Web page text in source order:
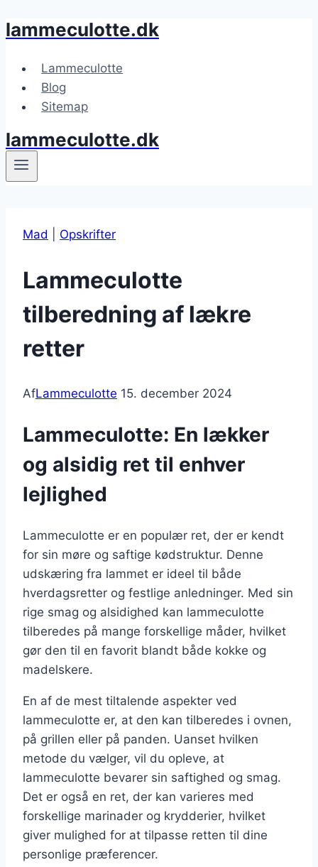
Fortsæt
indhold
lammeculotte.dk
Lammeculotte
Blog
Sitemap
lammeculotte.dk
Mad Opskrifter
Lammeculotte
tilberedning af lækre
retter
AfLammeculotte 15. december 2024
Lammeculotte: En lækker
og alsidig ret til enhver
lejlighed
Lammeculotte er en populær ret, der er kendt
for sin møre og saftige kødstruktur. Denne
udskæring fra lammet er ideel til både
hverdagsretter og festlige anledninger. Med sin
rige smag og alsidighed kan lammeculotte
tilberedes på mange forskellige måder, hvilket
gør den til en favorit blandt både kokke og
madelskere.
En af de mest tiltalende aspekter ved
lammeculotte er, at den kan tilberedes i ovnen,
på grillen eller på panden. Uanset hvilken
metode du vælger, vil du opleve, at
lammeculotte bevarer sin saftighed og smag.
Det er også en ret, der kan varieres med
forskellige marinader og krydderier, hvilket
giver mulighed for at tilpasse retten til dine
personlige præferencer.